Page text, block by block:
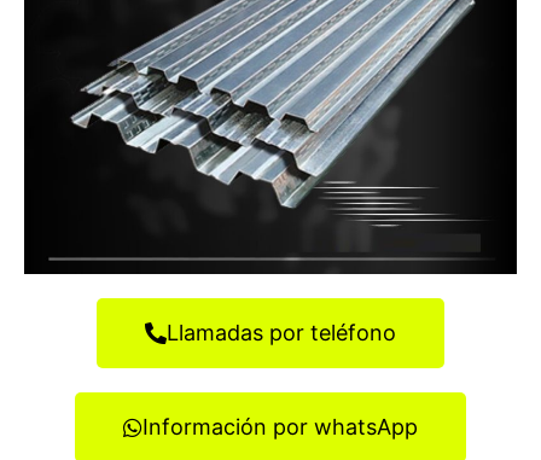
Llamadas por teléfono
Información por whatsApp